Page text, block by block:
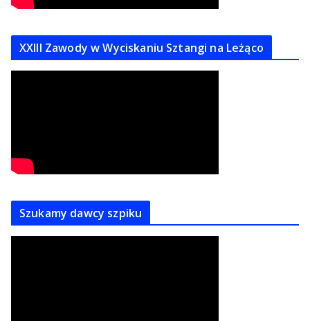
XXIII Zawody w Wyciskaniu Sztangi na Leżąco
Szukamy dawcy szpiku